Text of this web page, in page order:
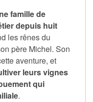
famille de
depuis huit
les rênes du
père Michel. Son
aventure, et
leurs vignes
qui
.